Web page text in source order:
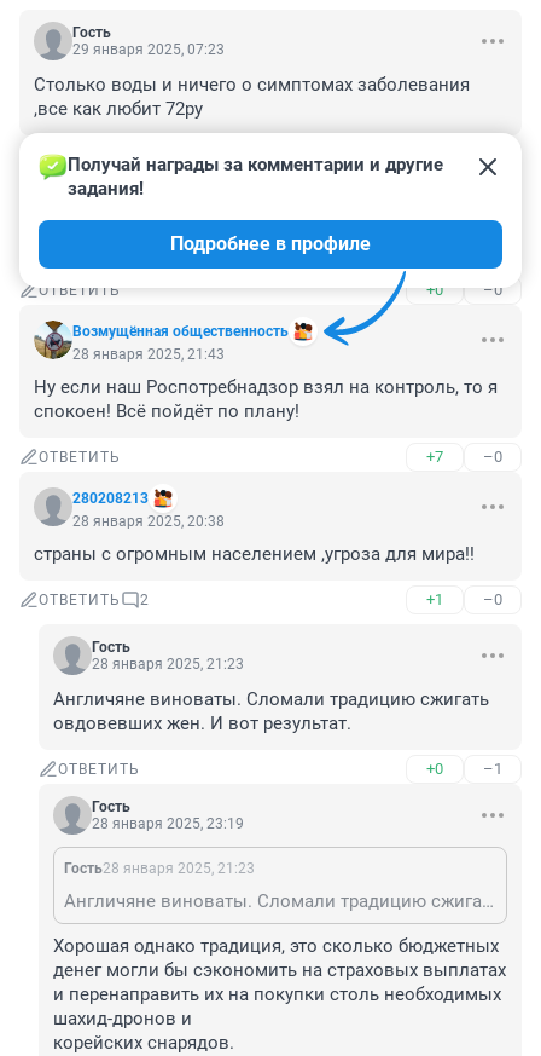
Гость
29 января 2025, 07:23
Столько воды и ничего о симптомах заболевания
,все как любит 72ру
ОТВЕТИТЬ –0
Гость
надеюсь до нас дойдет, повеселимся хоть
ОТВЕТИТЬ +0 –0
Возмущëнная общественность
Получай награды за комментарии и другие
задания!
Подробнее в профиле
28 января 2025, 21:43
Ну если наш Роспотребнадзор взял на контроль, то я
спокоен! Всё пойдёт по плану!
ОТВЕТИТЬ +7 –0
280208213
28 января 2025, 20:38
страны с огромным населением ,угроза для мира!!
ОТВЕТИТЬ 2 +1 –0
Гость
28 января 2025, 21:23
Англичяне виноваты. Сломали традицию сжигать
овдовевших жен. И вот результат.
ОТВЕТИТЬ +0 –1
Гость
28 января 2025, 23:19
Гость28 января 2025, 21:23
Англичяне виноваты. Сломали традицию сжигать овдовевших жен. И вот результат.
Хорошая однако традиция, это сколько бюджетных
денег могли бы сэкономить на страховых выплатах
и перенаправить их на покупки столь необходимых
шахид-дронов и
корейских снарядов.